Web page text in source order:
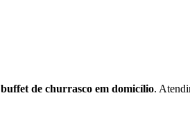
buffet de churrasco em domicílio.